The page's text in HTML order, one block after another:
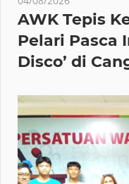
AWK Tepis
Pelari Pasca
Disco’ di